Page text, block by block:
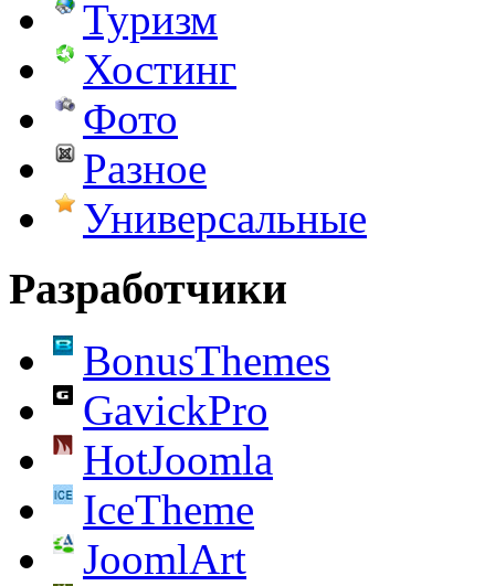
Туризм
Хостинг
Фото
Разное
Универсальные
Разработчики
BonusThemes
GavickPro
HotJoomla
IceTheme
JoomlArt